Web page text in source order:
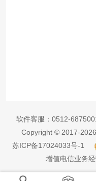
软件客服： 0512-
Copyright © 2017-
苏ICP备17024033号-1
增值电信业务